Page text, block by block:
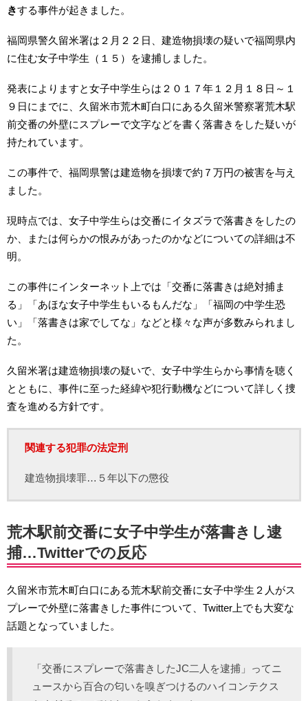
きする事件が起きました。
福岡県警久留米署は２月２２日、建造物損壊の疑いで福岡県内
に住む女子中学生（１５）を逮捕しました。
発表によりますと女子中学生らは２０１７年１２月１８日～１
９日にまでに、久留米市荒木町白口にある久留米警察署荒木駅
前交番の外壁にスプレーで文字などを書く落書きをした疑いが
持たれています。
この事件で、福岡県警は建造物を損壊で約７万円の被害を与え
ました。
現時点では、女子中学生らは交番にイタズラで落書きをしたの
か、または何らかの恨みがあったのかなどについての詳細は不
明。
この事件にインターネット上では「交番に落書きは絶対捕ま
る」「あほな女子中学生もいるもんだな」「福岡の中学生恐
い」「落書きは家でしてな」などと様々な声が多数みられまし
た。
久留米署は建造物損壊の疑いで、女子中学生らから事情を聴く
とともに、事件に至った経緯や犯行動機などについて詳しく捜
査を進める方針です。
関連する犯罪の法定刑
建造物損壊罪…５年以下の懲役
荒木駅前交番に女子中学生が落書きし逮
捕…Twitterでの反応
久留米市荒木町白口にある荒木駅前交番に女子中学生２人がス
プレーで外壁に落書きした事件について、Twitter上でも大変な
話題となっていました。
「交番にスプレーで落書きしたJC二人を逮捕」ってニ
ュースから百合の匂いを嗅ぎつけるのハイコンテクス